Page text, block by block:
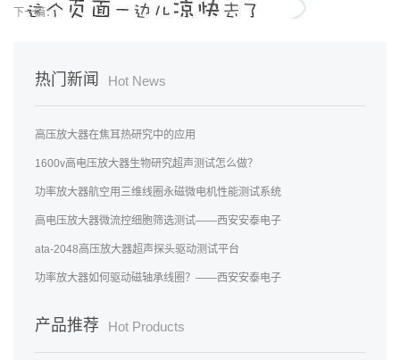
下一篇：
热门新闻 Hot News
高压放大器在焦耳热研究中的应用
1600v高电压放大器生物研究超声测试怎么做？
功率放大器航空用三维线圈永磁微电机性能测试系统
高电压放大器微流控细胞筛选测试——西安安泰电子
ata-2048高压放大器超声探头驱动测试平台
功率放大器如何驱动磁轴承线圈？——西安安泰电子
产品推荐 Hot Products